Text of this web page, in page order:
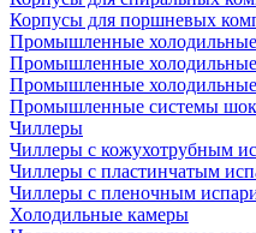
Корпусы для поршневых
Промышленные
Промышленные
Промышленные
Промышленные системы
Чиллеры
Чиллеры с кожухотрубным
Чиллеры с пластинчатым
Чиллеры с пленочным
Холодильные камеры